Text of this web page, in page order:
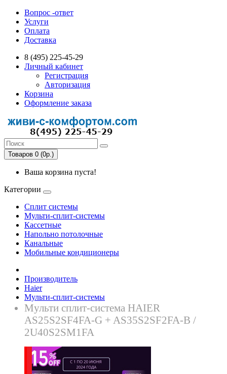
Вопрос -ответ
Услуги
Оплата
Доставка
8 (495) 225-45-29
Личный кабинет
Регистрация
Авторизация
Корзина
Оформление заказа
Товаров 0 (0р.)
Ваша корзина пуста!
Категории
Сплит системы
Мульти-сплит-системы
Кассетные
Напольно потолочные
Канальные
Мобильные кондиционеры
Производитель
Haier
Мульти-сплит-системы
Mульти сплит-система HAIER
AS25S2SF4FA-G + AS35S2SF2FA-B /
2U40S2SM1FA